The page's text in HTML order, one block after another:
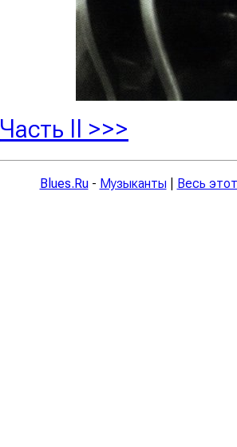
Часть II >>>
Blues.Ru- Музыканты Весь